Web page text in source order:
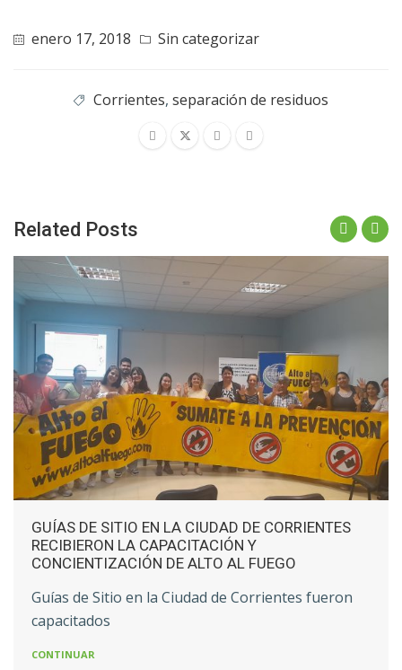
enero 17, 2018 Sin categorizar
Corrientes, separación de residuos
Related Posts
GUÍAS DE SITIO EN LA CIUDAD DE CORRIENTES
RECIBIERON LA CAPACITACIÓN Y
CONCIENTIZACIÓN DE ALTO AL FUEGO
Guías de Sitio en la Ciudad de Corrientes fueron
capacitados
CONTINUAR